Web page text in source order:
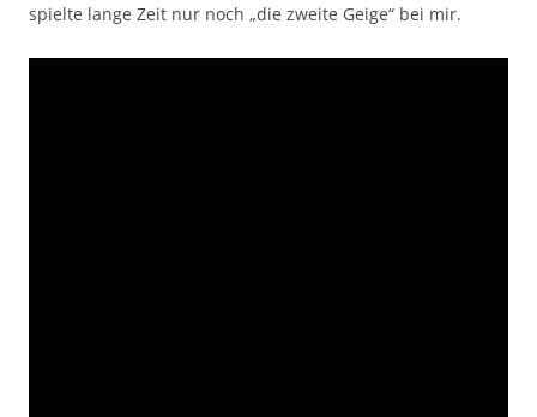
spielte lange Zeit nur noch „die zweite Geige“ bei mir.